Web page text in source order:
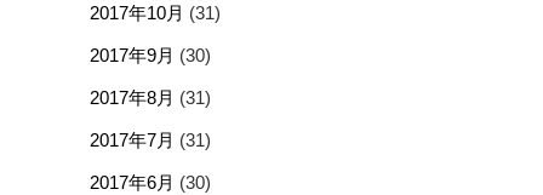
2017年10月 (31)
2017年9月 (30)
2017年8月 (31)
2017年7月 (31)
2017年6月 (30)